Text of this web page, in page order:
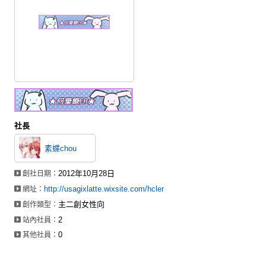
登入
社長
素蝶chou
創社日期：2012年10月28日
網址： http://usagixlatte.wixsite.com/hcler
創作類型： 主二創女性向
站內社員：2
其他社員：0